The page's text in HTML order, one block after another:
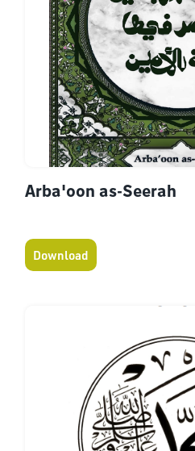
Arba'oon as-Seerah
Download